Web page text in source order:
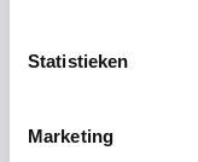
Statistieken
Marketing